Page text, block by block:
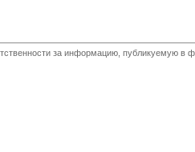
за информацию, публикуемую